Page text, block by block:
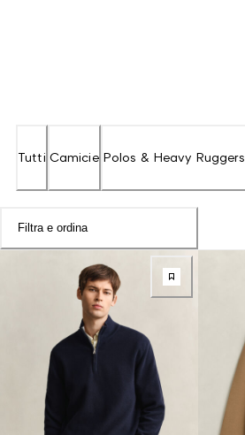
Tutti Camicie Polos & Heavy Ruggers
Filtra e ordina